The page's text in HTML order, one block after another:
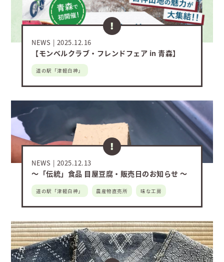
NEWS 2025.12.16
【モンベルクラブ・フレンドフェア in 青森】
道の駅「津軽白神」
NEWS 2025.12.13
～「伝統」食品 目屋豆腐・販売日のお知らせ ～
道の駅「津軽白神」 農産物直売所 味な工房